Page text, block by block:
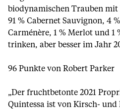
biodynamischen Trauben
91 % Cabernet Sauvignon, 4
Carménère, 1 % Merlot und 1
trinken, aber besser im Jahr
96 Punkte von Robert Parker
„Der fruchtbetonte 2021
Quintessa ist von Kirsch-